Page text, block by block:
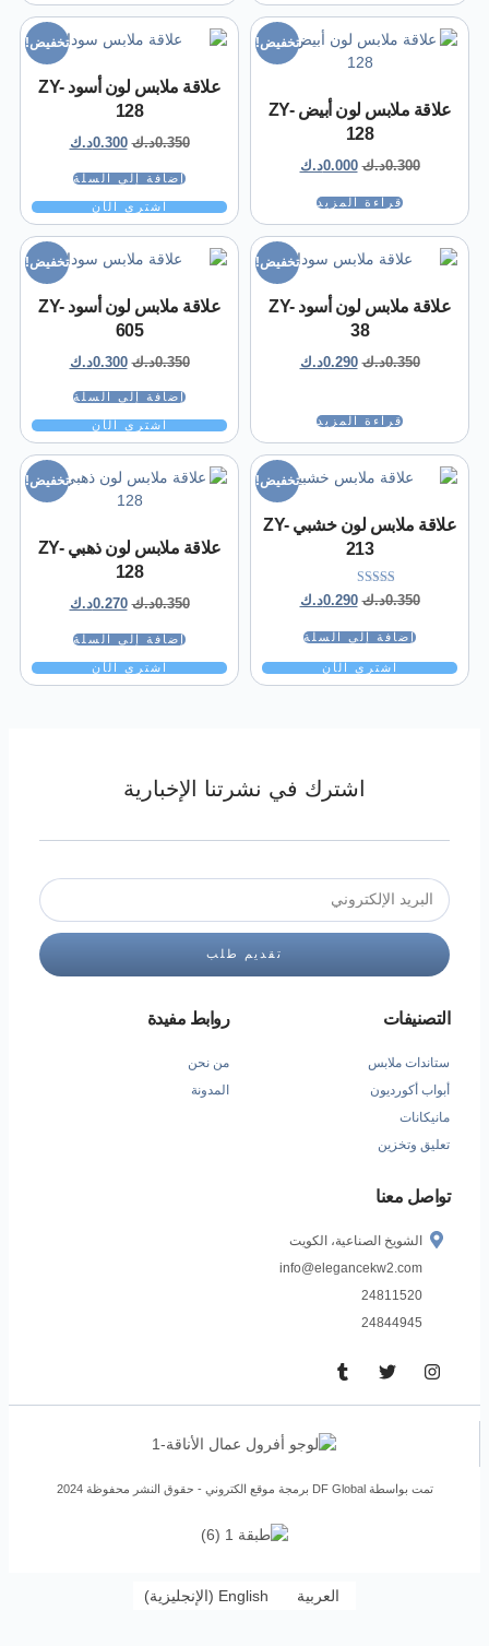
تخفيض!
علاقة ملابس لون أبيض ZY-
128
0.300د.ك 0.000د.ك
قراءة المزيد
تخفيض!
علاقة ملابس لون أسود ZY-
128
0.350د.ك 0.300د.ك
إضافة إلى السلة
اشتري الآن
تخفيض!
علاقة ملابس لون أسود ZY-
38
0.350د.ك 0.290د.ك
قراءة المزيد
تخفيض!
علاقة ملابس لون أسود ZY-
605
0.350د.ك 0.300د.ك
إضافة إلى السلة
اشتري الآن
تخفيض!
علاقة ملابس لون خشبي ZY-
213
تم التقييم
5.00
0.350د.ك 0.290د.ك
إضافة إلى السلة
اشتري الآن
تخفيض!
علاقة ملابس لون ذهبي ZY-
128
0.350د.ك 0.270د.ك
إضافة إلى السلة
اشتري الآن
اشترك في نشرتنا الإخبارية
تقديم طلب
التصنيفات
ستاندات ملابس
أبواب أكورديون
مانيكانات
تعليق وتخزين
روابط مفيدة
من نحن
المدونة
تواصل معنا
الشويخ الصناعية، الكويت
info@elegancekw2.com
24811520
24844945
تمت بواسطة DF Global برمجة موقع الكتروني - حقوق النشر محفوظة 2024
العربية English
(الإنجليزية)